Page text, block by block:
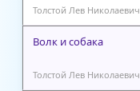
Толстой Лев Николаевич
Волк и собака
Толстой Лев Николаевич